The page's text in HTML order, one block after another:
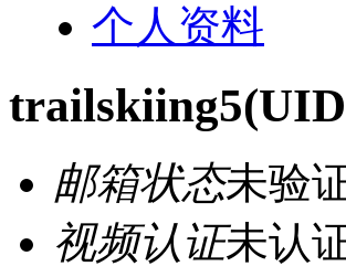
个人资料
trailskiing5
邮箱状态未验
视频认证未认